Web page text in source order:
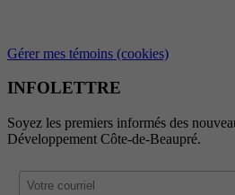
Gérer mes témoins (cookies)
INFOLETTRE
Soyez les premiers informés des
Développement Côte-de-Beaupré.